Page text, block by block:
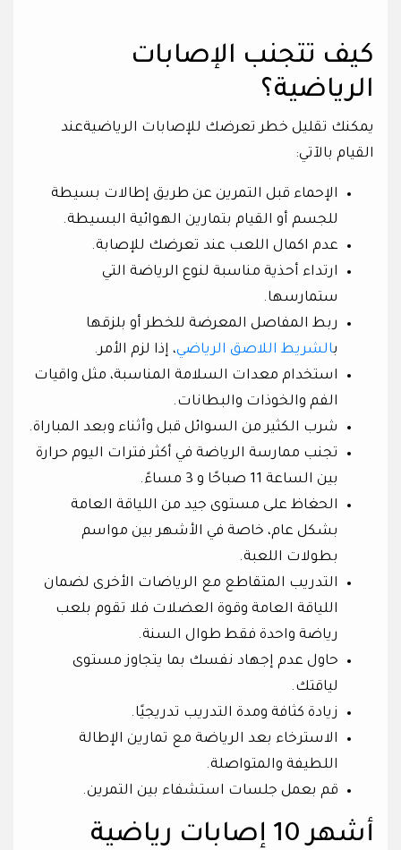
كيف تتجنب الإصابات
الرياضية؟
يمكنك تقليل خطر تعرضك للإصابات الرياضيةعند
القيام بالآتي:
الإحماء قبل التمرين عن طريق إطالات بسيطة
للجسم أو القيام بتمارين الهوائية البسيطة.
عدم اكمال اللعب عند تعرضك للإصابة.
ارتداء أحذية مناسبة لنوع الرياضة التي
ستمارسها.
ربط المفاصل المعرضة للخطر أو بلزقها
بالشريط اللاصق الرياضي، إذا لزم الأمر.
استخدام معدات السلامة المناسبة، مثل واقيات
الفم والخوذات والبطانات.
شرب الكثير من السوائل قبل وأثناء وبعد المباراة.
تجنب ممارسة الرياضة في أكثر فترات اليوم حرارة
بين الساعة 11 صباحًا و 3 مساءً.
الحغاظ على مستوى جيد من اللياقة العامة
بشكل عام، خاصة في الأشهر بين مواسم
بطولات اللعبة.
التدريب المتقاطع مع الرياضات الأخرى لضمان
اللياقة العامة وقوة العضلات فلا تقوم بلعب
رياضة واحدة فقط طوال السنة.
حاول عدم إجهاد نفسك بما يتجاوز مستوى
لياقتك.
زيادة كثافة ومدة التدريب تدريجيًا.
الاسترخاء بعد الرياضة مع تمارين الإطالة
اللطيفة والمتواصلة.
قم بعمل جلسات استشفاء بين التمرين.
أشهر 10 إصابات رياضية